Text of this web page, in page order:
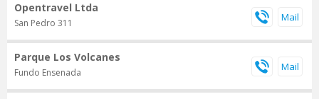
Opentravel Ltda
San Pedro 311
Parque Los Volcanes
Fundo Ensenada